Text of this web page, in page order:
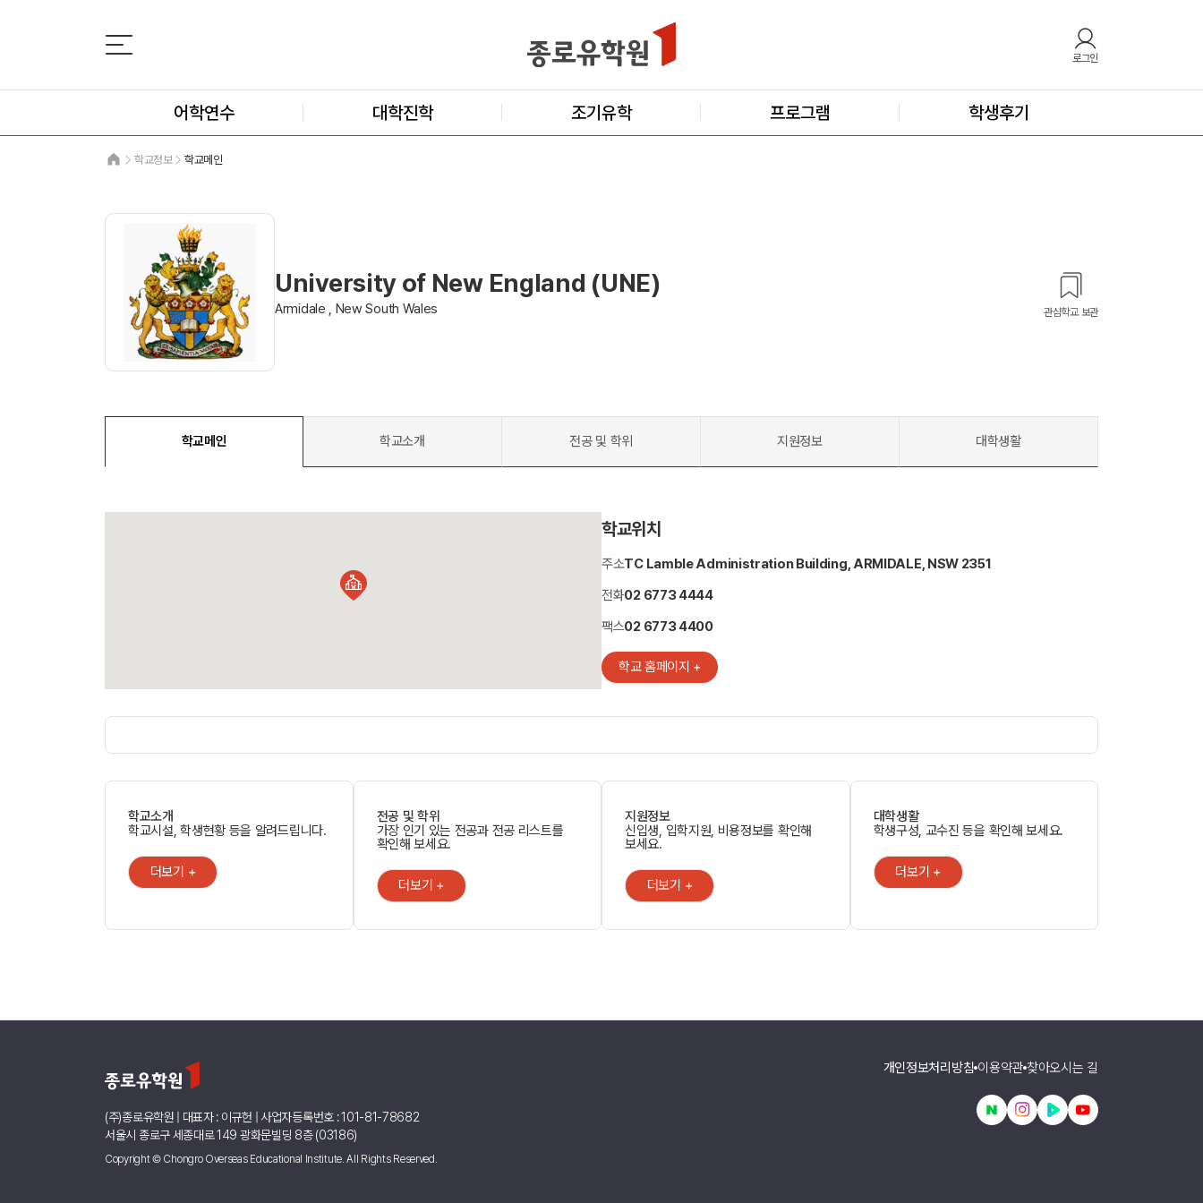
로그인
어학연수 대학진학 조기유학 프로그램 학생후기
학교정보 학교메인
University of New England (UNE)
Armidale , New South Wales 관심학교 보관
학교메인 학교소개 전공 및 학위 지원정보 대학생활
학교위치
주소TC Lamble Administration Building, ARMIDALE, NSW 2351
전화02 6773 4444
팩스02 6773 4400
학교 홈페이지 +
학교소개
학교시설, 학생현황 등을 알려드립니다.
더보기 +
전공 및 학위
가장 인기 있는 전공과 전공 리스트를
확인해 보세요.
더보기 +
지원정보
신입생, 입학지원, 비용정보를 확인해
보세요.
더보기 +
대학생활
학생구성, 교수진 등을 확인해 보세요.
더보기 +
(주)종로유학원 | 대표자 : 이규헌 | 사업자등록번호 : 101-81-78682
서울시 종로구 세종대로 149 광화문빌딩 8층 (03186)
Copyright © Chongro Overseas Educational Institute. All Rights Reserved.
개인정보처리방침 이용약관 찾아오시는 길